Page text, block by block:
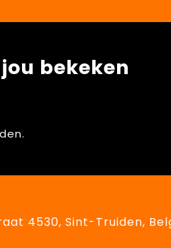
bekeken
4530, Sint-Truiden,